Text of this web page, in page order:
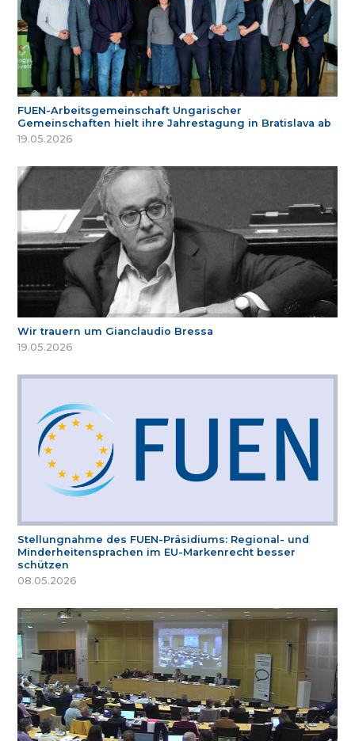
FUEN-Arbeitsgemeinschaft Ungarischer
Gemeinschaften hielt ihre Jahrestagung in Bratislava ab
19.05.2026
Wir trauern um Gianclaudio Bressa
19.05.2026
Stellungnahme des FUEN-Präsidiums: Regional- und
Minderheitensprachen im EU-Markenrecht besser
schützen
08.05.2026